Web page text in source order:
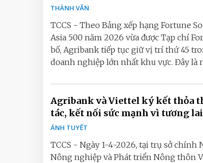
THÀNH VĂN
TCCS - Theo Bảng xếp hạng Fortune
Asia 500 năm 2026 vừa được Tạp chí
bố, Agribank tiếp tục giữ vị trí thứ 45
doanh nghiệp lớn nhất khu vực. Đây là
Agribank và Viettel ký kết thỏa
tác, kết nối sức mạnh vì tương
ÁNH TUYẾT
TCCS - Ngày 1-4-2026, tại trụ sở chính
Nông nghiệp và Phát triển Nông thôn